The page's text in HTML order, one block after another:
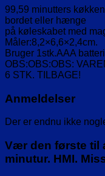
99,59 minutters
bordet eller hænge
på køleskabet med
Måler:8,2×6,6×2,4cm.
Bruger 1stk.AAA
OBS:OBS:OBS:
6 STK. TILBAGE!
Anmeldelser
Der er endnu ikke
Vær den første til
minutur. HMI.